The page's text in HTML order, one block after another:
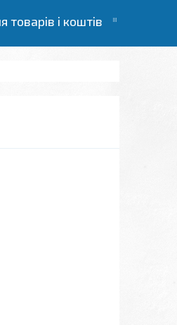
товарів і коштів